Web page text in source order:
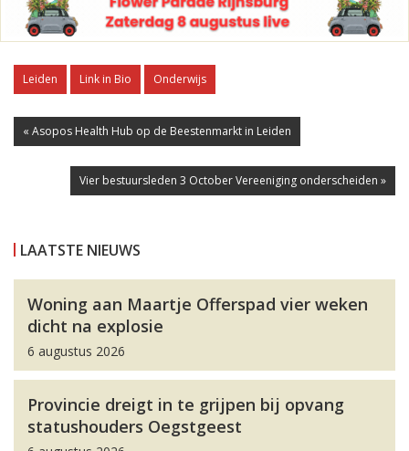
Leiden Link in Bio Onderwijs
« Asopos Health Hub op de Beestenmarkt in Leiden
Vier bestuursleden 3 October Vereeniging onderscheiden »
LAATSTE NIEUWS
Woning aan Maartje Offerspad vier weken
dicht na explosie
6 augustus 2026
Provincie dreigt in te grijpen bij opvang
statushouders Oegstgeest